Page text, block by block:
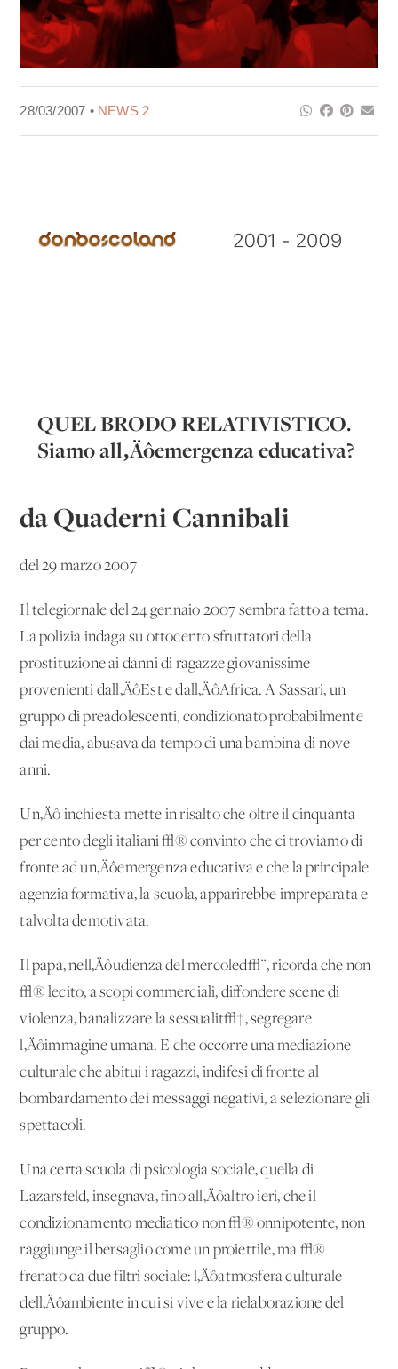
28/03/2007 • NEWS 2
QUEL BRODO RELATIVISTICO.
Siamo all‚Äôemergenza educativa?
da Quaderni Cannibali
del 29 marzo 2007
Il telegiornale del 24 gennaio 2007 sembra fatto a tema.
La polizia indaga su ottocento sfruttatori della
prostituzione ai danni di ragazze giovanissime
provenienti dall‚ÄôEst e dall‚ÄôAfrica. A Sassari, un
gruppo di preadolescenti, condizionato probabilmente
dai media, abusava da tempo di una bambina di nove
anni.
Un‚Äô inchiesta mette in risalto che oltre il cinquanta
per cento degli italiani √® convinto che ci troviamo di
fronte ad un‚Äôemergenza educativa e che la principale
agenzia formativa, la scuola, apparirebbe impreparata e
talvolta demotivata.
Il papa, nell‚Äôudienza del mercoled√¨, ricorda che non
√® lecito, a scopi commerciali, diffondere scene di
violenza, banalizzare la sessualit√†, segregare
l‚Äôimmagine umana. E che occorre una mediazione
culturale che abitui i ragazzi, indifesi di fronte al
bombardamento dei messaggi negativi, a selezionare gli
spettacoli.
Una certa scuola di psicologia sociale, quella di
Lazarsfeld, insegnava, fino all‚Äôaltro ieri, che il
condizionamento mediatico non √® onnipotente, non
raggiunge il bersaglio come un proiettile, ma √®
frenato da due filtri sociale: l‚Äôatmosfera culturale
dell‚Äôambiente in cui si vive e la rielaborazione del
gruppo.